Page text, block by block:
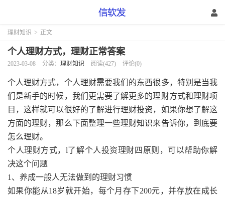
理财知识 > 正文
个人理财方式，理财正常答案
2023-03-08 分类： 理财知识 阅读(427) 评论(0)
个人理财方式，个人理财需要我们的东西很多，特别是当我
们是新手的时候，我们更需要了解更多的理财方式和理财项
目，这样就可以很好的了解进行理财投资，如果你想了解这
方面的理财，那么下面整理一些理财知识来告诉你，到底要
怎么理财。
个人理财方式，l了解个人投资理财四原则，可以帮助你解
决这个问题
1、养成一般人无法做到的理财习惯
如果你能从18岁就开始，每个月存下200元，并存放在成长